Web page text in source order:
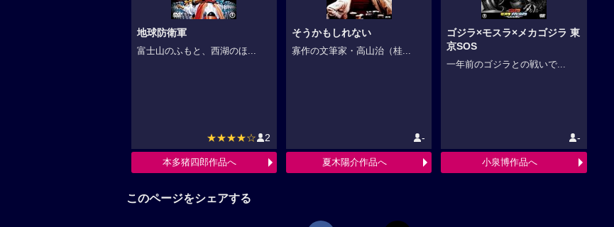
地球防衛軍
富士山のふもと、西湖のほ...
★★★★☆ 2
本多猪四郎作品へ
そうかもしれない
寡作の文筆家・高山治（桂...
-
夏木陽介作品へ
ゴジラ×モスラ×メカゴジラ 東
京SOS
一年前のゴジラとの戦いで...
-
小泉博作品へ
このページをシェアする